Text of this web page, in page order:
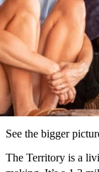
ン
エ
リ
ア
See the bigger
The Territory is a